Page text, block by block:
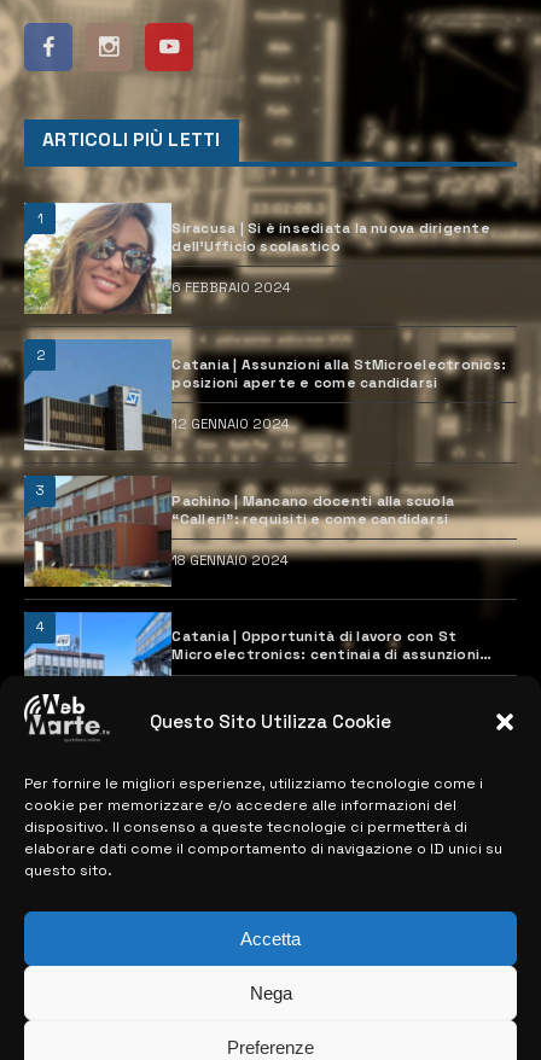
Questo Sito Utilizza Cookie
Per fornire le migliori esperienze, utilizziamo tecnologie come i
cookie per memorizzare e/o accedere alle informazioni del
dispositivo. Il consenso a queste tecnologie ci permetterà di
elaborare dati come il comportamento di navigazione o ID unici su
questo sito.
Accetta
Nega
Preferenze
ARTICOLI PIÙ LETTI
1
Siracusa | Si è insediata la nuova dirigente
dell’Ufficio scolastico
6 FEBBRAIO 2024
2
Catania | Assunzioni alla StMicroelectronics:
posizioni aperte e come candidarsi
12 GENNAIO 2024
3
Pachino | Mancano docenti alla scuola
“Calleri”: requisiti e come candidarsi
18 GENNAIO 2024
4
Catania | Opportunità di lavoro con St
Microelectronics: centinaia di assunzioni
previste
MAPPA DEL SITO
> NOTIZIE